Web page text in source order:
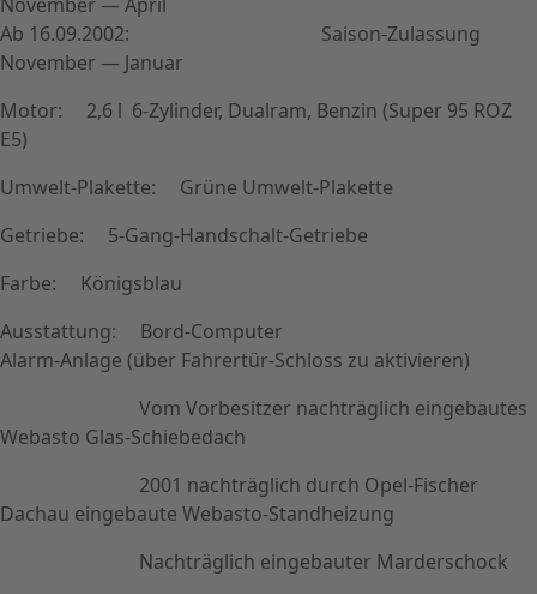
Ab 16.09.2002: Saison-Zulassung
November — Januar
Motor: 2,6 l 6-Zylinder, Dualram, Benzin (Super 95 ROZ
E5)
Umwelt-Plakette: Grüne Umwelt-Plakette
Getriebe: 5-Gang-Handschalt-Getriebe
Farbe: Königsblau
Ausstattung: Bord-Computer
Alarm-Anlage (über Fahrertür-Schloss zu aktivieren)
Vom Vorbesitzer nachträglich eingebautes
Webasto Glas-Schiebedach
2001 nachträglich durch Opel-Fischer
Dachau eingebaute Webasto-Standheizung
Nachträglich eingebauter Marderschock